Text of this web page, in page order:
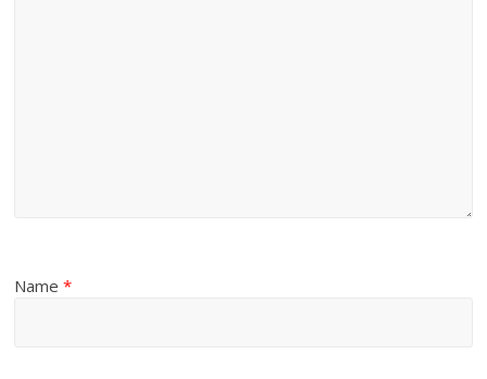
Name*